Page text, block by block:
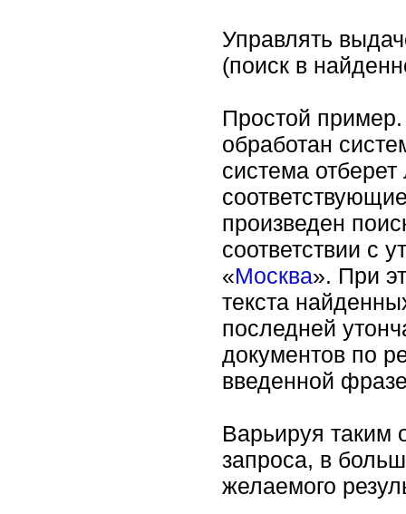
Управлять
(поиск в
Простой
обработан
система
произведен
соответствии с
«Москва». При
текста
последней
документов по
введенной
Варьируя таким
запроса, в
желаемого